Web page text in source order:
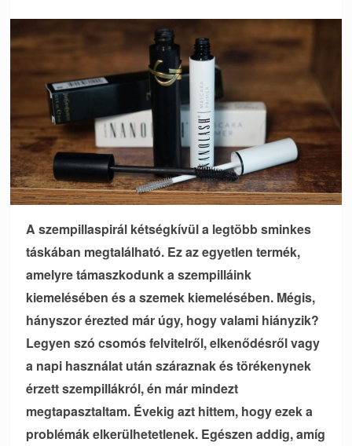
A szempillaspirál kétségkívül a legtöbb sminkes
táskában megtalálható. Ez az egyetlen termék,
amelyre támaszkodunk a szempilláink
kiemelésében és a szemek kiemelésében. Mégis,
hányszor érezted már úgy, hogy valami hiányzik?
Legyen szó csomós felvitelről, elkenődésről vagy
a napi használat után száraznak és törékenynek
érzett szempillákról, én már mindezt
megtapasztaltam. Évekig azt hittem, hogy ezek a
problémák elkerülhetetlenek. Egészen addig, amíg